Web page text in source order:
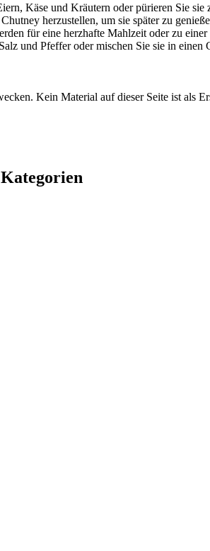
Käse und Kräutern oder pürieren Sie sie
herzustellen, um sie später zu
für eine herzhafte Mahlzeit oder zu einer
und Pfeffer oder mischen Sie sie in einen
Kein Material auf dieser Seite ist als